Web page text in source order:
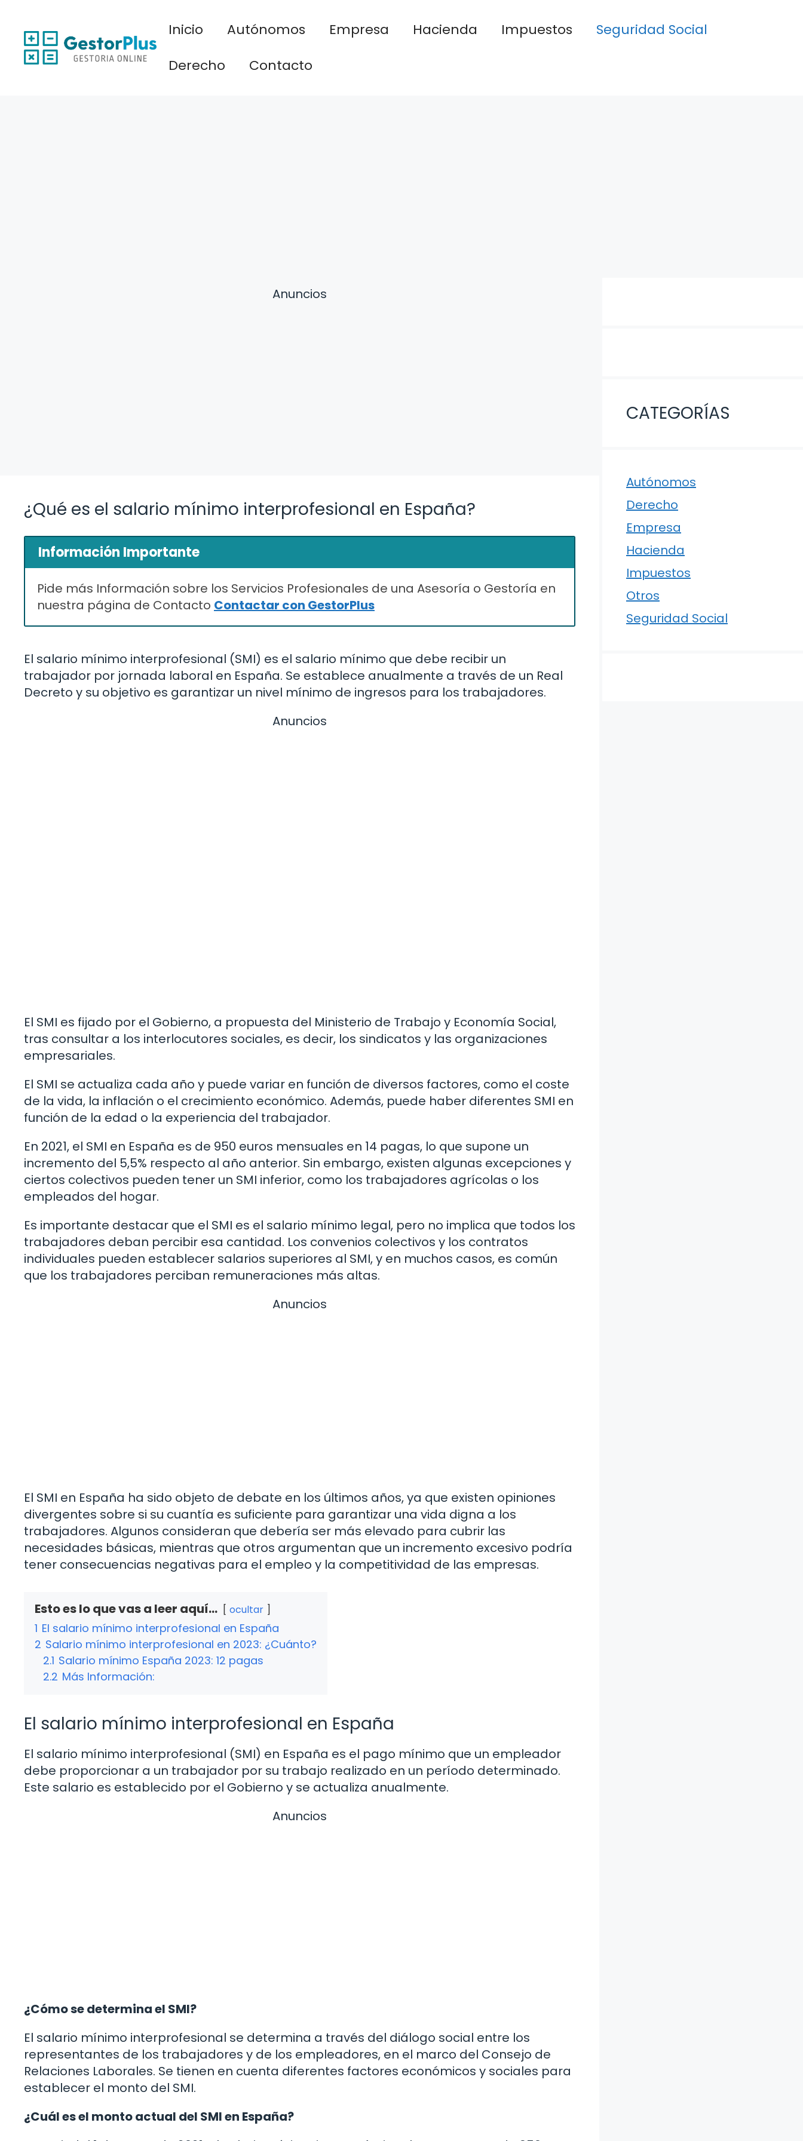
contenido
Inicio Autónomos Empresa Hacienda Impuestos
Seguridad Social
Derecho
Contacto
Anuncios
¿Qué es el salario mínimo interprofesional en España?
Información Importante
Pide más Información sobre los Servicios Profesionales de una Asesoría o Gestoría en
nuestra página de Contacto Contactar con GestorPlus
El salario mínimo interprofesional (SMI) es el salario mínimo que debe recibir un
trabajador por jornada laboral en España. Se establece anualmente a través de un Real
Decreto y su objetivo es garantizar un nivel mínimo de ingresos para los trabajadores.
Anuncios
El SMI es fijado por el Gobierno, a propuesta del Ministerio de Trabajo y Economía Social,
tras consultar a los interlocutores sociales, es decir, los sindicatos y las organizaciones
empresariales.
El SMI se actualiza cada año y puede variar en función de diversos factores, como el coste
de la vida, la inflación o el crecimiento económico. Además, puede haber diferentes SMI en
función de la edad o la experiencia del trabajador.
En 2021, el SMI en España es de 950 euros mensuales en 14 pagas, lo que supone un
incremento del 5,5% respecto al año anterior. Sin embargo, existen algunas excepciones y
ciertos colectivos pueden tener un SMI inferior, como los trabajadores agrícolas o los
empleados del hogar.
Es importante destacar que el SMI es el salario mínimo legal, pero no implica que todos los
trabajadores deban percibir esa cantidad. Los convenios colectivos y los contratos
individuales pueden establecer salarios superiores al SMI, y en muchos casos, es común
que los trabajadores perciban remuneraciones más altas.
Anuncios
El SMI en España ha sido objeto de debate en los últimos años, ya que existen opiniones
divergentes sobre si su cuantía es suficiente para garantizar una vida digna a los
trabajadores. Algunos consideran que debería ser más elevado para cubrir las
necesidades básicas, mientras que otros argumentan que un incremento excesivo podría
tener consecuencias negativas para el empleo y la competitividad de las empresas.
Esto es lo que vas a leer aquí... ocultar
1 El salario mínimo interprofesional en España
2 Salario mínimo interprofesional en 2023: ¿Cuánto?
2.1 Salario mínimo España 2023: 12 pagas
2.2 Más Información:
El salario mínimo interprofesional en España
El salario mínimo interprofesional (SMI) en España es el pago mínimo que un empleador
debe proporcionar a un trabajador por su trabajo realizado en un período determinado.
Este salario es establecido por el Gobierno y se actualiza anualmente.
Anuncios
¿Cómo se determina el SMI?
El salario mínimo interprofesional se determina a través del diálogo social entre los
representantes de los trabajadores y de los empleadores, en el marco del Consejo de
Relaciones Laborales. Se tienen en cuenta diferentes factores económicos y sociales para
establecer el monto del SMI.
¿Cuál es el monto actual del SMI en España?
CATEGORÍAS
Autónomos
Derecho
Empresa
Hacienda
Impuestos
Otros
Seguridad Social